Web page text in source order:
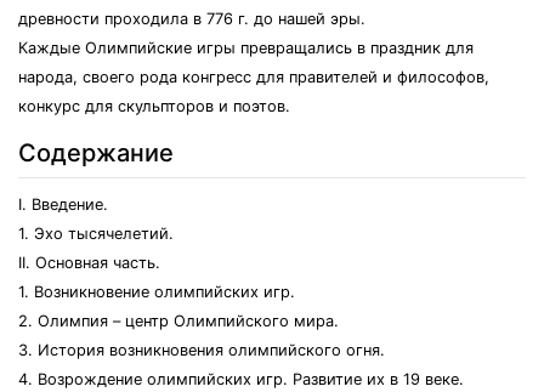
древности проходила в 776 г. до нашей эры.
Каждые Олимпийские игры превращались в праздник для
народа, своего рода конгресс для правителей и философов,
конкурс для скульпторов и поэтов.
Содержание
I. Введение.
1. Эхо тысячелетий.
II. Основная часть.
1. Возникновение олимпийских игр.
2. Олимпия – центр Олимпийского мира.
3. История возникновения олимпийского огня.
4. Возрождение олимпийских игр. Развитие их в 19 веке.